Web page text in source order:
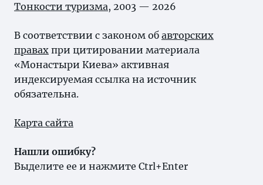
Тонкости туризма, 2003 — 2026
В соответствии с законом об авторских
правах при цитировании материала
«Монастыри Киева» активная
индексируемая ссылка на источник
обязательна.
Карта сайта
Нашли ошибку?
Выделите ее и нажмите Ctrl+Enter